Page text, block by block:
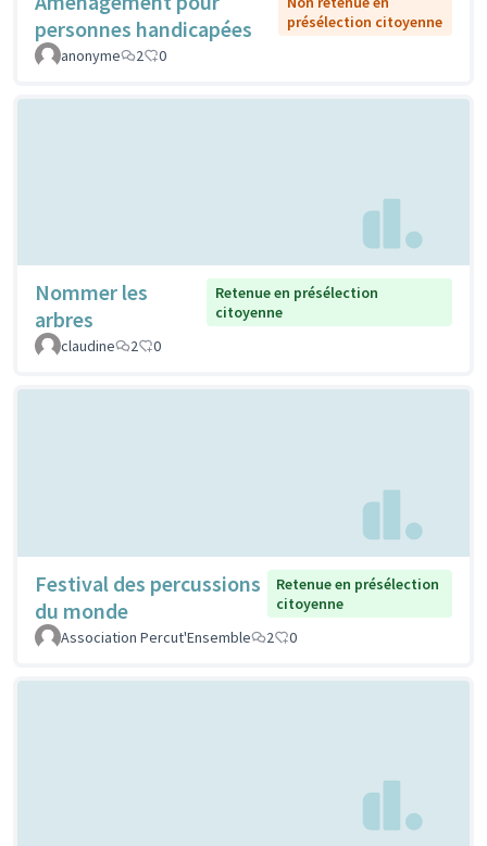
personnes handicapées
présélection citoyenne
anonyme
2 0
Nommer les
arbres
Retenue en présélection
citoyenne
claudine
2 0
Festival des percussions
du monde
Retenue en présélection
citoyenne
Association Percut'Ensemble
2 0